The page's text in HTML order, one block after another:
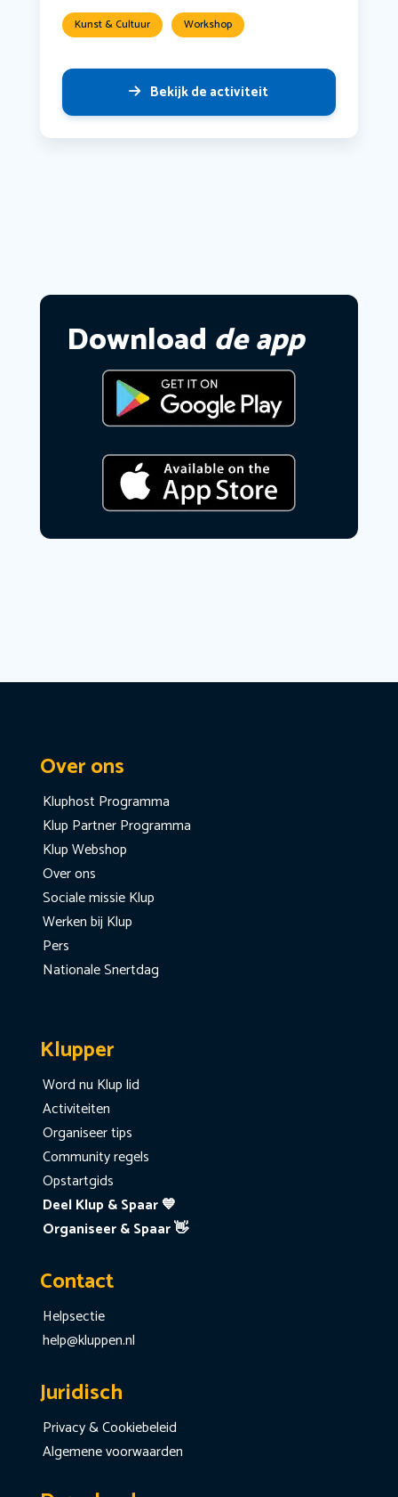
Kunst & Cultuur Workshop
Bekijk de activiteit
Download de app
Over ons
Kluphost Programma
Klup Partner Programma
Klup Webshop
Over ons
Sociale missie Klup
Werken bij Klup
Pers
Nationale Snertdag
Klupper
Word nu Klup lid
Activiteiten
Organiseer tips
Community regels
Opstartgids
Deel Klup & Spaar 💙
Organiseer & Spaar 👋
Contact
Helpsectie
help@kluppen.nl
Juridisch
Privacy & Cookiebeleid
Algemene voorwaarden